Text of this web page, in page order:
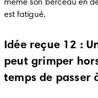
même son berceau en
est fatigué.
Idée reçue 12 :
peut grimper
temps de